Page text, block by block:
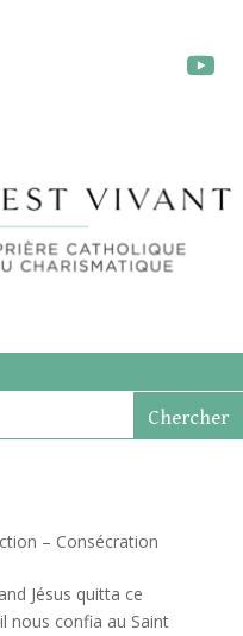
– Consécration
Jésus quitta ce
nous confia au Saint